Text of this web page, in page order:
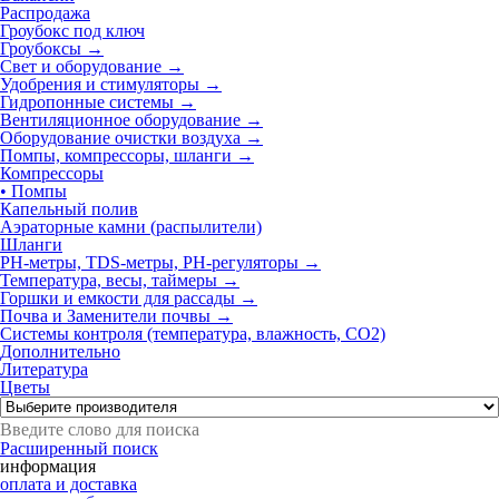
Распродажа
Гроубокс под ключ
Гроубоксы →
Свет и оборудование →
Удобрения и стимуляторы →
Гидропонные системы →
Вентиляционное оборудование →
Оборудование очистки воздуха →
Помпы, компрессоры, шланги →
Компрессоры
• Помпы
Капельный полив
Аэраторные камни (распылители)
Шланги
РН-метры, TDS-метры, РН-регуляторы →
Температура, весы, таймеры →
Горшки и емкости для рассады →
Почва и Заменители почвы →
Системы контроля (температура, влажность, СО2)
Дополнительно
Литература
Цветы
Расширенный поиск
информация
оплата и доставка